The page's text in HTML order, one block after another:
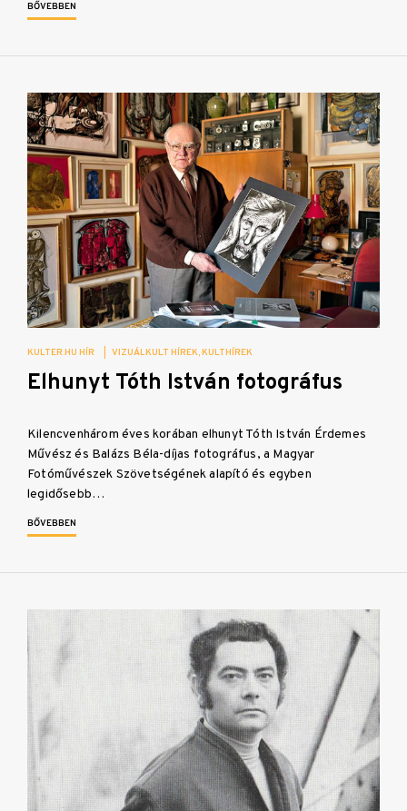
BŐVEBBEN
KULTER.HU HÍR VIZUÁLKULT HÍREK KULTHÍREK
Elhunyt Tóth István fotográfus
Kilencvenhárom éves korában elhunyt Tóth István Érdemes
Művész és Balázs Béla-díjas fotográfus, a Magyar
Fotóművészek Szövetségének alapító és egyben
legidősebb…
BŐVEBBEN